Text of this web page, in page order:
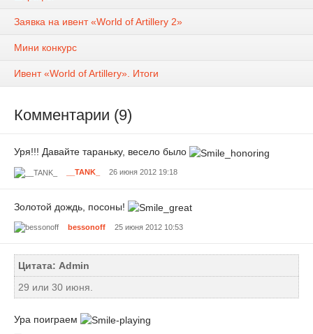
Заявка на ивент «World of Artillery 2»
Мини конкурс
Ивент «World of Artillery». Итоги
Комментарии (9)
Уря!!! Давайте тараньку, весело было
__TANK_ 26 июня 2012 19:18
Золотой дождь, посоны!
bessonoff 25 июня 2012 10:53
Цитата: Admin
29 или 30 июня.
Ура поиграем